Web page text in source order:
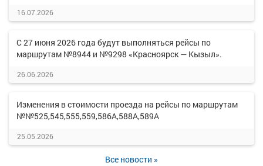
16.07.2026
С 27 июня 2026 года будут выполняться рейсы по
маршрутам №8944 и №9298 «Красноярск — Кызыл».
26.06.2026
Изменения в стоимости проезда на рейсы по маршрутам
№№525,545,555,559,586А,588А,589А
25.05.2026
Все новости »